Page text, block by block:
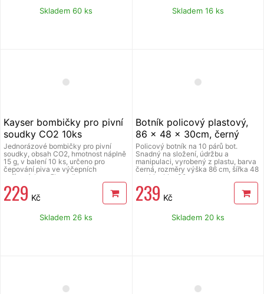
Skladem 60 ks Skladem 16 ks
Kayser bombičky pro pivní
soudky CO2 10ks
Jednorázové bombičky pro pivní
soudky, obsah CO2, hmotnost náplně
15 g, v balení 10 ks, určeno pro
čepování piva ve výčepních
zařízeních na 5l soudky.
229 Kč
Skladem 26 ks
Botník policový plastový,
86 x 48 x 30cm, černý
Policový botník na 10 párů bot.
Snadný na složení, údržbu a
manipulaci, vyrobený z plastu, barva
černá, rozměry výška 86 cm, šířka 48
cm, hloubka 30 cm
239 Kč
Skladem 20 ks